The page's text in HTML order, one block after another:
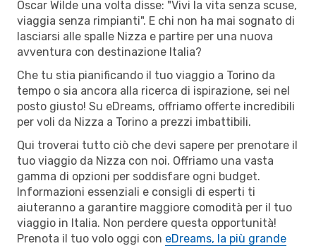
Oscar Wilde una volta disse: "Vivi la vita senza scuse,
viaggia senza rimpianti". E chi non ha mai sognato di
lasciarsi alle spalle Nizza e partire per una nuova
avventura con destinazione Italia?
Che tu stia pianificando il tuo viaggio a Torino da
tempo o sia ancora alla ricerca di ispirazione, sei nel
posto giusto! Su eDreams, offriamo offerte incredibili
per voli da Nizza a Torino a prezzi imbattibili.
Qui troverai tutto ciò che devi sapere per prenotare il
tuo viaggio da Nizza con noi. Offriamo una vasta
gamma di opzioni per soddisfare ogni budget.
Informazioni essenziali e consigli di esperti ti
aiuteranno a garantire maggiore comodità per il tuo
viaggio in Italia. Non perdere questa opportunità!
Prenota il tuo volo oggi con eDreams, la più grande